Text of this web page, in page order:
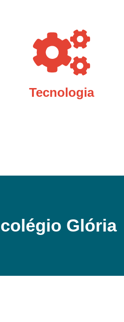
Tecnologia
Glória